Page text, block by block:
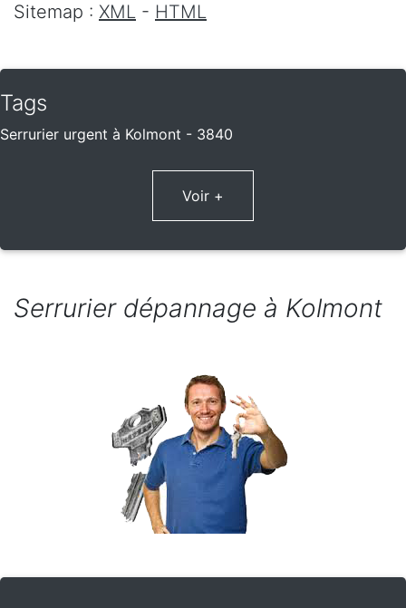
Sitemap : XML - HTML
Tags
Serrurier urgent à Kolmont - 3840
Voir +
Serrurier dépannage à Kolmont